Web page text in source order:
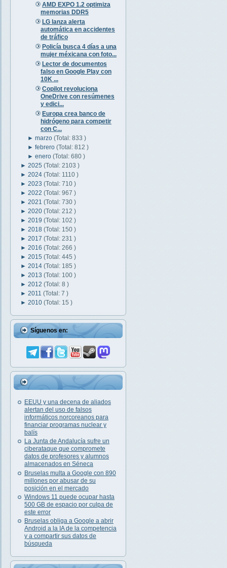
AMD EXPO 1.2 optimiza
memorias DDR5
LG lanza alerta
automática en accidentes
de tráfico
Policía busca 4 días a una
mujer méxicana con foto...
Lector de documentos
falso en Google Play con
10K ...
Copilot revoluciona
OneDrive con resúmenes
y edici...
Europa crea banco de
hidrógeno para competir
con C...
►marzo(Total: 833 )
►febrero(Total: 812 )
►enero(Total: 680 )
► 2025 (Total: 2103 )
► 2024 (Total: 1110 )
► 2023 (Total: 710 )
► 2022 (Total: 967 )
► 2021 (Total: 730 )
► 2020 (Total: 212 )
► 2019 (Total: 102 )
► 2018 (Total: 150 )
► 2017 (Total: 231 )
► 2016 (Total: 266 )
► 2015 (Total: 445 )
► 2014 (Total: 185 )
► 2013 (Total: 100 )
► 2012 (Total: 8 )
► 2011 (Total: 7 )
► 2010 (Total: 15 )
Síguenos en:
EEUU y una decena de aliados
alertan del uso de falsos
informáticos norcoreanos para
financiar programas nuclear y
balís
La Junta de Andalucía sufre un
ciberataque que compromete
datos de profesores y alumnos
almacenados en Séneca
Bruselas multa a Google con 890
millones por abusar de su
posición en el mercado
Windows 11 puede ocupar hasta
500 GB de espacio por culpa de
este error
Bruselas obliga a Google a abrir
Android a la IA de la competencia
y a compartir sus datos de
búsqueda